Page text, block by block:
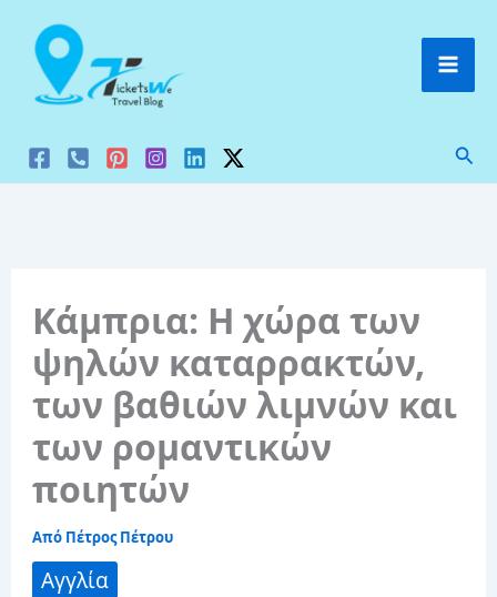
στο
περιεχόμενο
Κάμπρια: Η χώρα των
ψηλών καταρρακτών,
των βαθιών λιμνών και
των ρομαντικών
ποιητών
Από Πέτρος Πέτρου
Αγγλία